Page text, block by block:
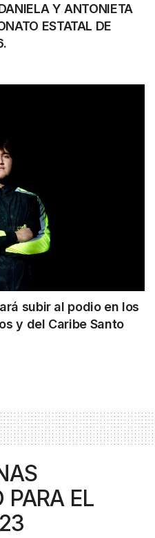
Y ANTONIETA
ESTATAL DE
subir al podio en los
y del Caribe Santo
EL